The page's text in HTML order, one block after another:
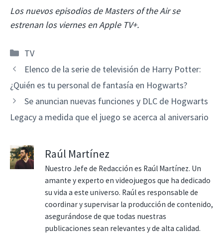
Los nuevos episodios de Masters of the Air se
estrenan los viernes en Apple TV+.
Categorías
TV
Elenco de la serie de televisión de Harry Potter:
¿Quién es tu personal de fantasía en Hogwarts?
Se anuncian nuevas funciones y DLC de Hogwarts
Legacy a medida que el juego se acerca al aniversario
Raúl Martínez
Nuestro Jefe de Redacción es Raúl Martínez. Un
amante y experto en videojuegos que ha dedicado
su vida a este universo. Raúl es responsable de
coordinar y supervisar la producción de contenido,
asegurándose de que todas nuestras
publicaciones sean relevantes y de alta calidad.